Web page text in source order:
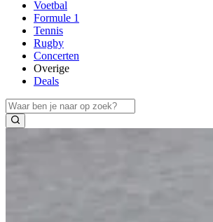
Voetbal
Formule 1
Tennis
Rugby
Concerten
Overige
Deals